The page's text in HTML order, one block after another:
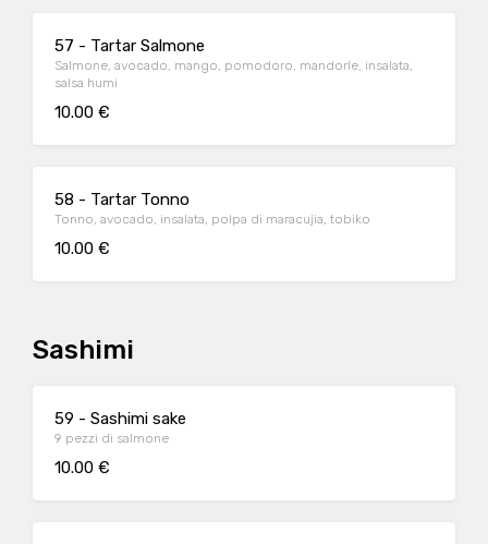
57 - Tartar Salmone
Salmone, avocado, mango, pomodoro, mandorle, insalata,
salsa humi
10.00 €
58 - Tartar Tonno
Tonno, avocado, insalata, polpa di maracujia, tobiko
10.00 €
Sashimi
59 - Sashimi sake
9 pezzi di salmone
10.00 €